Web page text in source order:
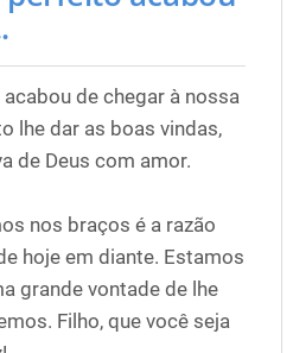
de chegar à nossa
lhe dar as boas vindas,
de Deus com amor.
nos braços é a razão
hoje em diante. Estamos
grande vontade de lhe
Filho, que você seja